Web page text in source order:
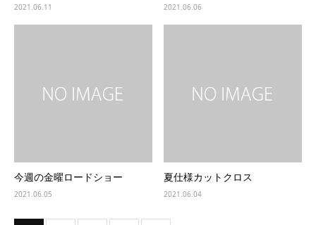
2021.06.11 2021.06.06
今週の金曜ロードショー
2021.06.05
夏仕様カットクロス
2021.06.04